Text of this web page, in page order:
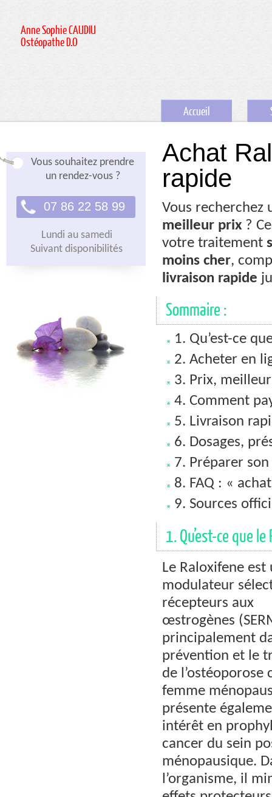
Anne Sophie CAUDIU
Ostéopathe D.O
Accueil
Vous souhaitez prendre
un rendez-vous ?
07 86 22 58 99
Lundi au samedi
Suivant disponibilités
Achat
rapide
Vous recherchez
meilleur prix ?
votre traitement
moins cher,
livraison rapide
Sommaire :
1. Qu’est-ce
2. Acheter en
3. Prix,
4. Comment
5. Livraison
6. Dosages,
7. Préparer
8. FAQ : «
9. Sources
1. Qu’est-ce que le
Le Raloxifene est
modulateur
récepteurs aux
œstrogènes
principalement
prévention et le
de l’ostéoporose
femme
présente
intérêt en
cancer du sein
ménopausique.
l’organisme, il